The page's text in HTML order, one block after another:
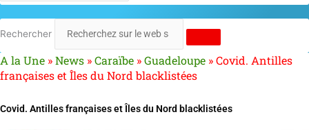
Rechercher
A la Une »News »Caraïbe »Guadeloupe »Covid. Antilles
françaises et Îles du Nord blacklistées
Covid. Antilles françaises et Îles du Nord blacklistées